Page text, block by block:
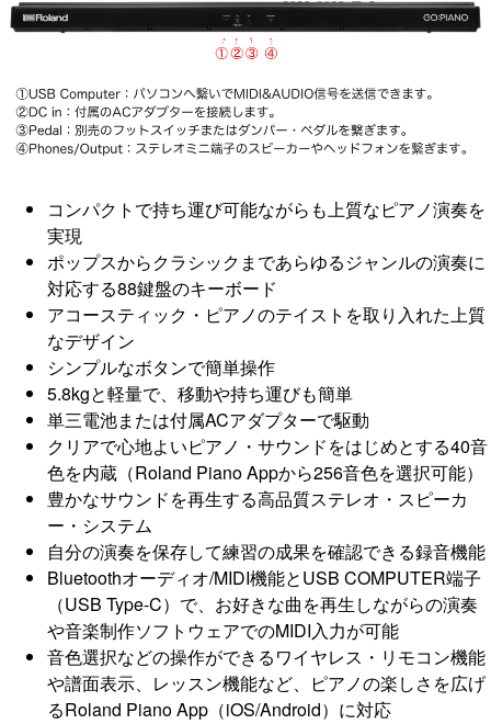
コンパクトで持ち運び可能ながらも上質なピアノ演奏を
実現
ポップスからクラシックまであらゆるジャンルの演奏に
対応する88鍵盤のキーボード
アコースティック・ピアノのテイストを取り入れた上質
なデザイン
シンプルなボタンで簡単操作
5.8kgと軽量で、移動や持ち運びも簡単
単三電池または付属ACアダプターで駆動
クリアで心地よいピアノ・サウンドをはじめとする40音
色を内蔵（Roland Piano Appから256音色を選択可能）
豊かなサウンドを再生する高品質ステレオ・スピーカ
ー・システム
自分の演奏を保存して練習の成果を確認できる録音機能
Bluetoothオーディオ/MIDI機能とUSB COMPUTER端子
（USB Type-C）で、お好きな曲を再生しながらの演奏
や音楽制作ソフトウェアでのMIDI入力が可能
音色選択などの操作ができるワイヤレス・リモコン機能
や譜面表示、レッスン機能など、ピアノの楽しさを広げ
るRoland Piano App（iOS/Android）に対応